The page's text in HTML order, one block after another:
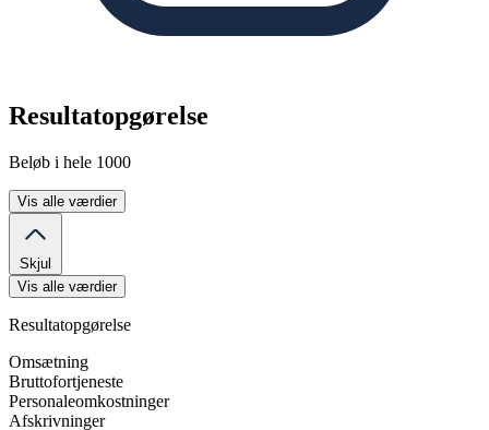
Resultatopgørelse
Beløb i hele 1000
Vis alle værdier
Skjul
Vis alle værdier
Resultatopgørelse
Omsætning
Bruttofortjeneste
Personaleomkostninger
Afskrivninger